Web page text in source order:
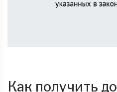
Как получить